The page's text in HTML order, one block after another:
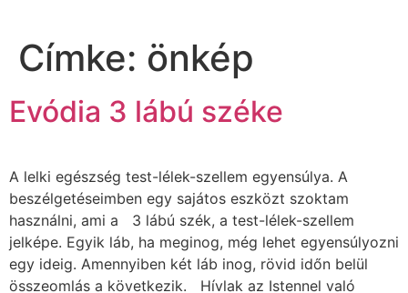
Címke: önkép
Evódia 3 lábú széke
A lelki egészség test-lélek-szellem egyensúlya. A
beszélgetéseimben egy sajátos eszközt szoktam
használni, ami a 3 lábú szék, a test-lélek-szellem
jelképe. Egyik láb, ha meginog, még lehet egyensúlyozni
egy ideig. Amennyiben két láb inog, rövid időn belül
összeomlás a következik. Hívlak az Istennel való